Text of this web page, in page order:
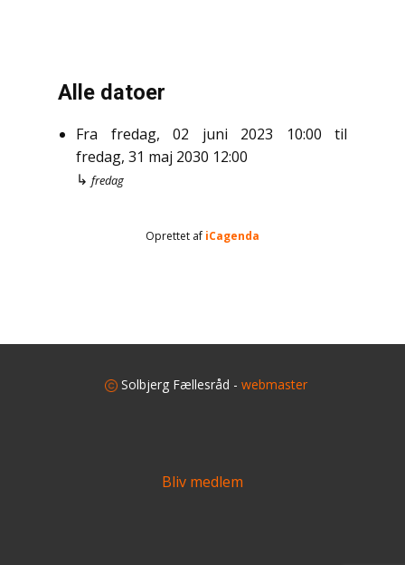
Alle datoer
Fra fredag, 02 juni 2023 10:00
til
fredag, 31 maj 2030 12:00
↳ fredag
Oprettet af iCagenda
Solbjerg Fællesråd - webmaster
Bliv medlem